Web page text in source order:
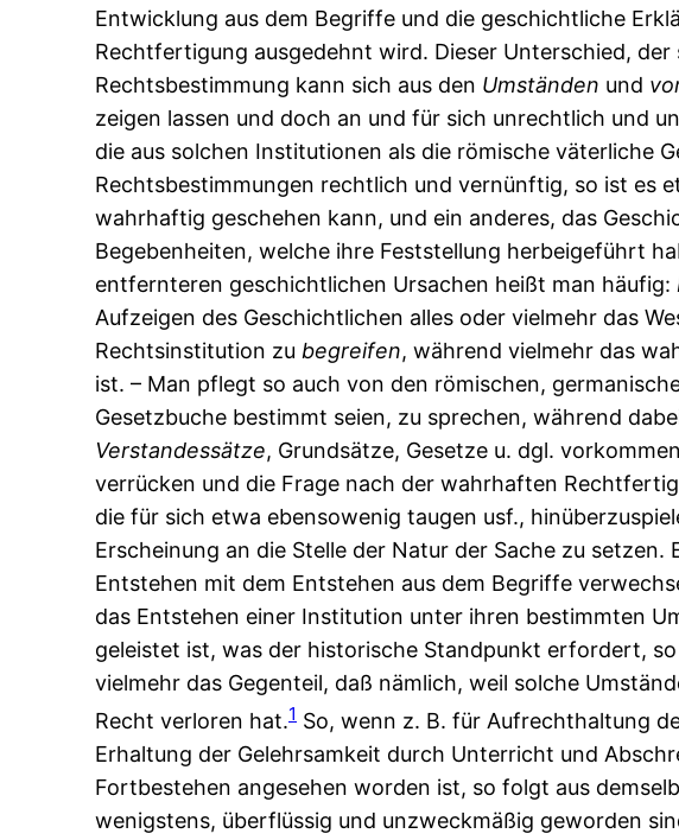
Entwicklung aus dem Begriffe und die geschichtliche
Rechtfertigung ausgedehnt wird. Dieser Unterschied,
Rechtsbestimmung kann sich aus den Umständen und
zeigen lassen und doch an und für sich unrechtlich und
die aus solchen Institutionen als die römische väterliche
Rechtsbestimmungen rechtlich und vernünftig, so ist es
wahrhaftig geschehen kann, und ein anderes, das
Begebenheiten, welche ihre Feststellung herbeigeführt
entfernteren geschichtlichen Ursachen heißt man häufig:
Aufzeigen des Geschichtlichen alles oder vielmehr das
Rechtsinstitution zu begreifen, während vielmehr das
ist. – Man pflegt so auch von den römischen,
Gesetzbuche bestimmt seien, zu sprechen, während
Verstandessätze, Grundsätze, Gesetze u. dgl.
verrücken und die Frage nach der wahrhaften
die für sich etwa ebensowenig taugen usf.,
Erscheinung an die Stelle der Natur der Sache zu
Entstehen mit dem Entstehen aus dem Begriffe
das Entstehen einer Institution unter ihren bestimmten
geleistet ist, was der historische Standpunkt erfordert,
vielmehr das Gegenteil, daß nämlich, weil solche
Recht verloren hat.1 So, wenn z. B. für Aufrechthaltung
Erhaltung der Gelehrsamkeit durch Unterricht und
Fortbestehen angesehen worden ist, so folgt aus
wenigstens, überflüssig und unzweckmäßig geworden